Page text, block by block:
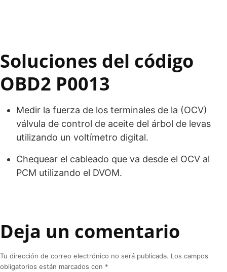
Soluciones del código
OBD2 P0013
Medir la fuerza de los terminales de la (OCV)
válvula de control de aceite del árbol de levas
utilizando un voltímetro digital.
Chequear el cableado que va desde el OCV al
PCM utilizando el DVOM.
Deja un comentario
Tu dirección de correo electrónico no será publicada. Los campos
obligatorios están marcados con *